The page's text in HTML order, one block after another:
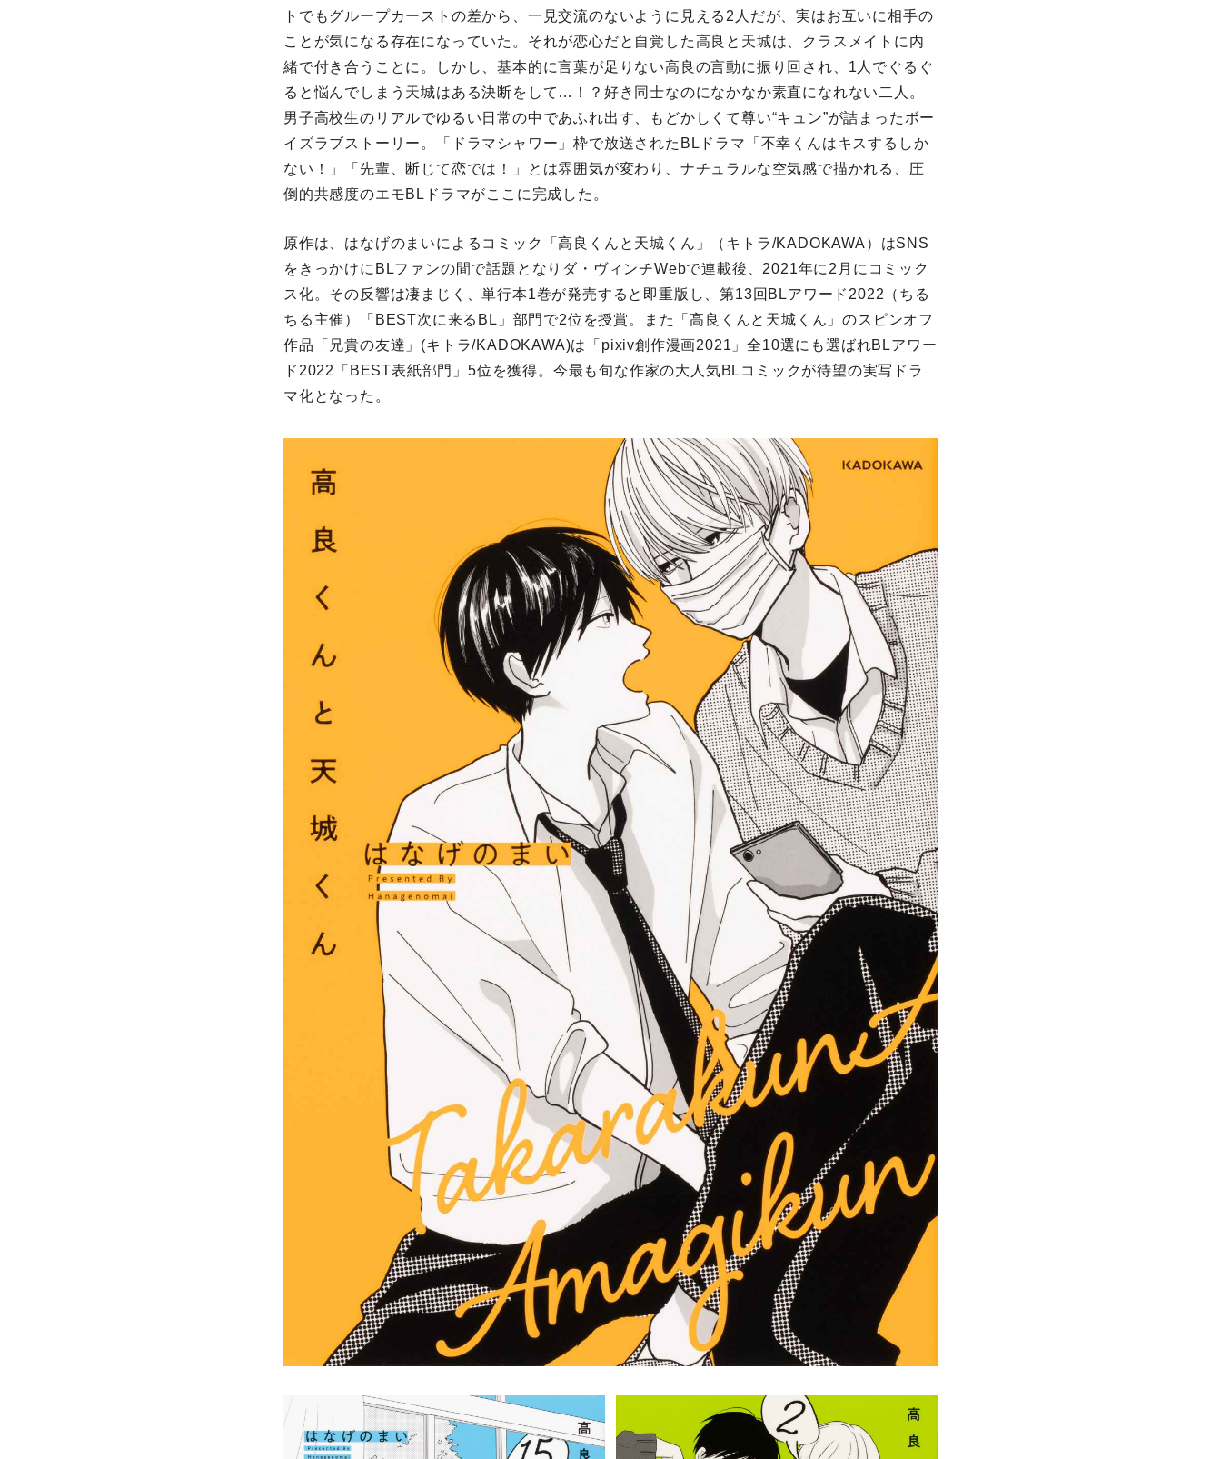
トでもグループカーストの差から、一見交流のないように見える2人だが、実はお互いに相手の
ことが気になる存在になっていた。それが恋心だと自覚した高良と天城は、クラスメイトに内
緒で付き合うことに。しかし、基本的に言葉が足りない高良の言動に振り回され、1人でぐるぐ
ると悩んでしまう天城はある決断をして…！？好き同士なのになかなか素直になれない二人。
男子高校生のリアルでゆるい日常の中であふれ出す、もどかしくて尊い“キュン”が詰まったボー
イズラブストーリー。「ドラマシャワー」枠で放送されたBLドラマ「不幸くんはキスするしか
ない！」「先輩、断じて恋では！」とは雰囲気が変わり、ナチュラルな空気感で描かれる、圧
倒的共感度のエモBLドラマがここに完成した。
原作は、はなげのまいによるコミック「高良くんと天城くん」（キトラ/KADOKAWA）はSNS
をきっかけにBLファンの間で話題となりダ・ヴィンチWebで連載後、2021年に2月にコミック
ス化。その反響は凄まじく、単行本1巻が発売すると即重版し、第13回BLアワード2022（ちる
ちる主催）「BEST次に来るBL」部門で2位を授賞。また「高良くんと天城くん」のスピンオフ
作品「兄貴の友達」(キトラ/KADOKAWA)は「pixiv創作漫画2021」全10選にも選ばれBLアワー
ド2022「BEST表紙部門」5位を獲得。今最も旬な作家の大人気BLコミックが待望の実写ドラ
マ化となった。